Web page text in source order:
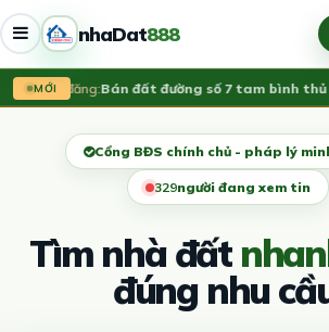
nhaDat888
MỚI
Vừa đăng:Bán đất đường số 7 tam bình thủ
Cổng BĐS chính chủ - pháp lý
333người đang xem tin
Tìm nhà đất
đúng nhu